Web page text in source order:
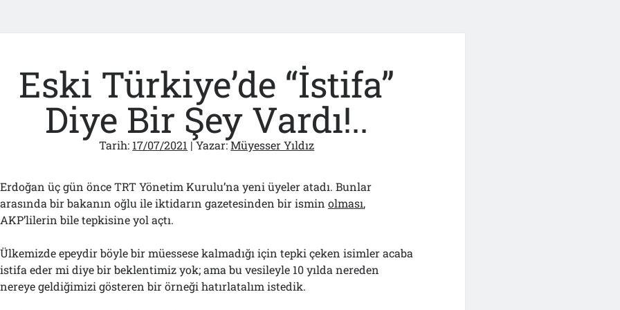
Eski Türkiye’de “İstifa”
Diye Bir Şey Vardı!..
Tarih: 17/07/2021 | Yazar:Müyesser Yıldız
Erdoğan üç gün önce TRT Yönetim Kurulu’na yeni üyeler atadı. Bunlar
arasında bir bakanın oğlu ile iktidarın gazetesinden bir isminolması,
AKP’lilerin bile tepkisine yol açtı.
Ülkemizde epeydir böyle bir müessese kalmadığı için tepki çeken isimler acaba
istifa eder mi diye bir beklentimiz yok; ama bu vesileyle 10 yılda nereden
nereye geldiğimizi gösteren bir örneği hatırlatalım istedik.